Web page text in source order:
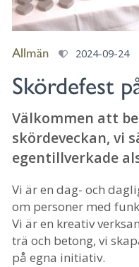
Allmän 2024-09-24
Skördefest
Välkommen att
skördeveckan, vi
egentillverkade
Vi är en dag- och
om personer med
Vi är en kreativ
trä och betong, vi
på egna initiativ.